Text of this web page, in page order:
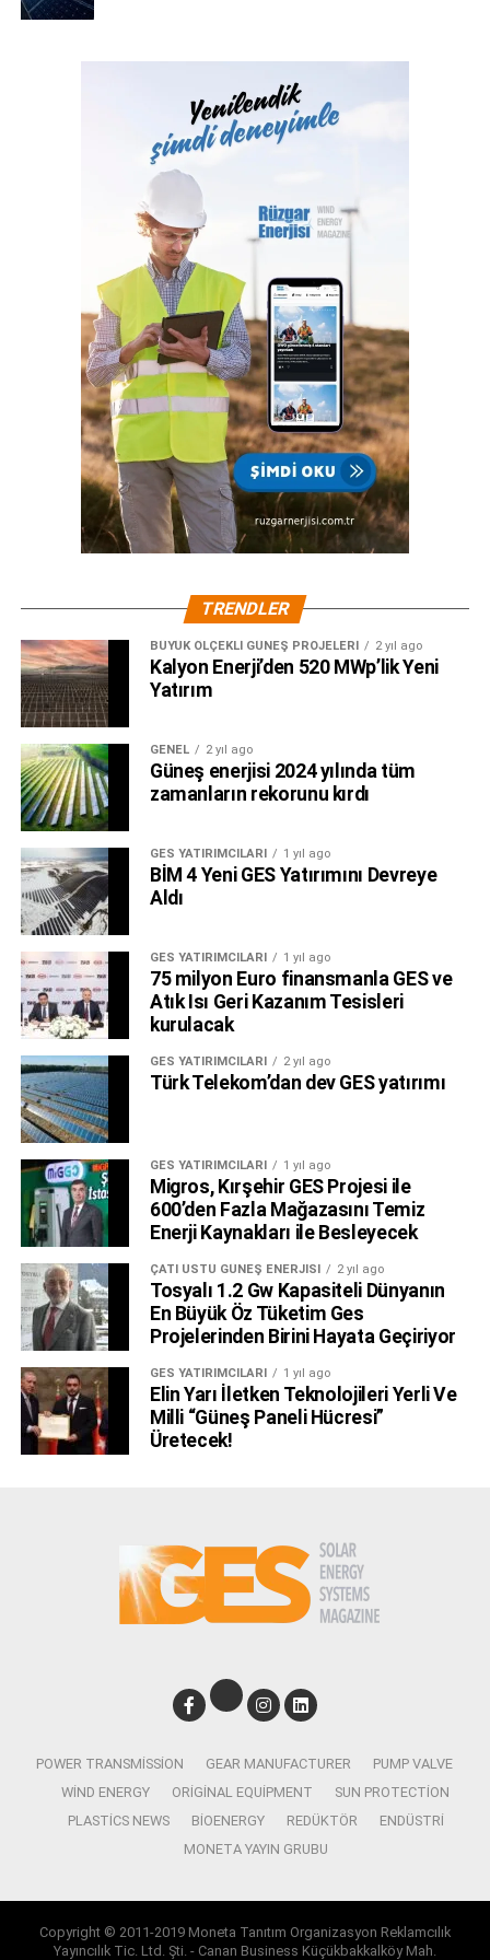
verirken, 2030 yılına kadar kullanılan elektriğin %100’ünü
çalışmalarını sürdürüyor.
TRENDLER
BÜYÜK ÖLÇEKLI GÜNEŞ PROJELERI 2 yıl ago
Kalyon Enerji’den 520 MWp’lik Yeni
Yatırım
GENEL 2 yıl ago
Güneş enerjisi 2024 yılında tüm
zamanların rekorunu kırdı
GES YATIRIMCILARI 1 yıl ago
BİM 4 Yeni GES Yatırımını Devreye
Aldı
GES YATIRIMCILARI 1 yıl ago
75 milyon Euro finansmanla GES ve
Atık Isı Geri Kazanım Tesisleri
kurulacak
GES YATIRIMCILARI 2 yıl ago
Türk Telekom’dan dev GES yatırımı
GES YATIRIMCILARI 1 yıl ago
Migros, Kırşehir GES Projesi ile
600’den Fazla Mağazasını Temiz
Enerji Kaynakları ile Besleyecek
ÇATI ÜSTÜ GÜNEŞ ENERJISI 2 yıl ago
Tosyalı 1.2 Gw Kapasiteli Dünyanın
En Büyük Öz Tüketim Ges
Projelerinden Birini Hayata Geçiriyor
GES YATIRIMCILARI 1 yıl ago
Elin Yarı İletken Teknolojileri Yerli Ve
Milli “Güneş Paneli Hücresi”
Üretecek!
POWER TRANSMISSION GEAR MANUFACTURER
PUMP VALVE
WIND ENERGY
ORIGINAL EQUIPMENT
SUN PROTECTION
PLASTICS NEWS
BIOENERGY REDÜKTÖR
ENDÜSTRI
MONETA YAYIN GRUBU
Copyright © 2011-2019 Moneta Tanıtım Organizasyon Reklamcılık
Yayıncılık Tic. Ltd. Şti. - Canan Business Küçükbakkalköy Mah.